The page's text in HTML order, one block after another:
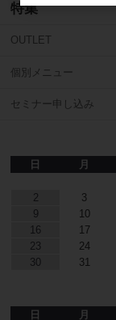
特集
OUTLET
個別メニュー
セミナー申し込み
日
月
2
3
9
10
16
17
23
24
30
31
日
月